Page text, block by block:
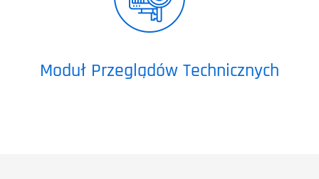
Moduł Przeglądów Technicznych